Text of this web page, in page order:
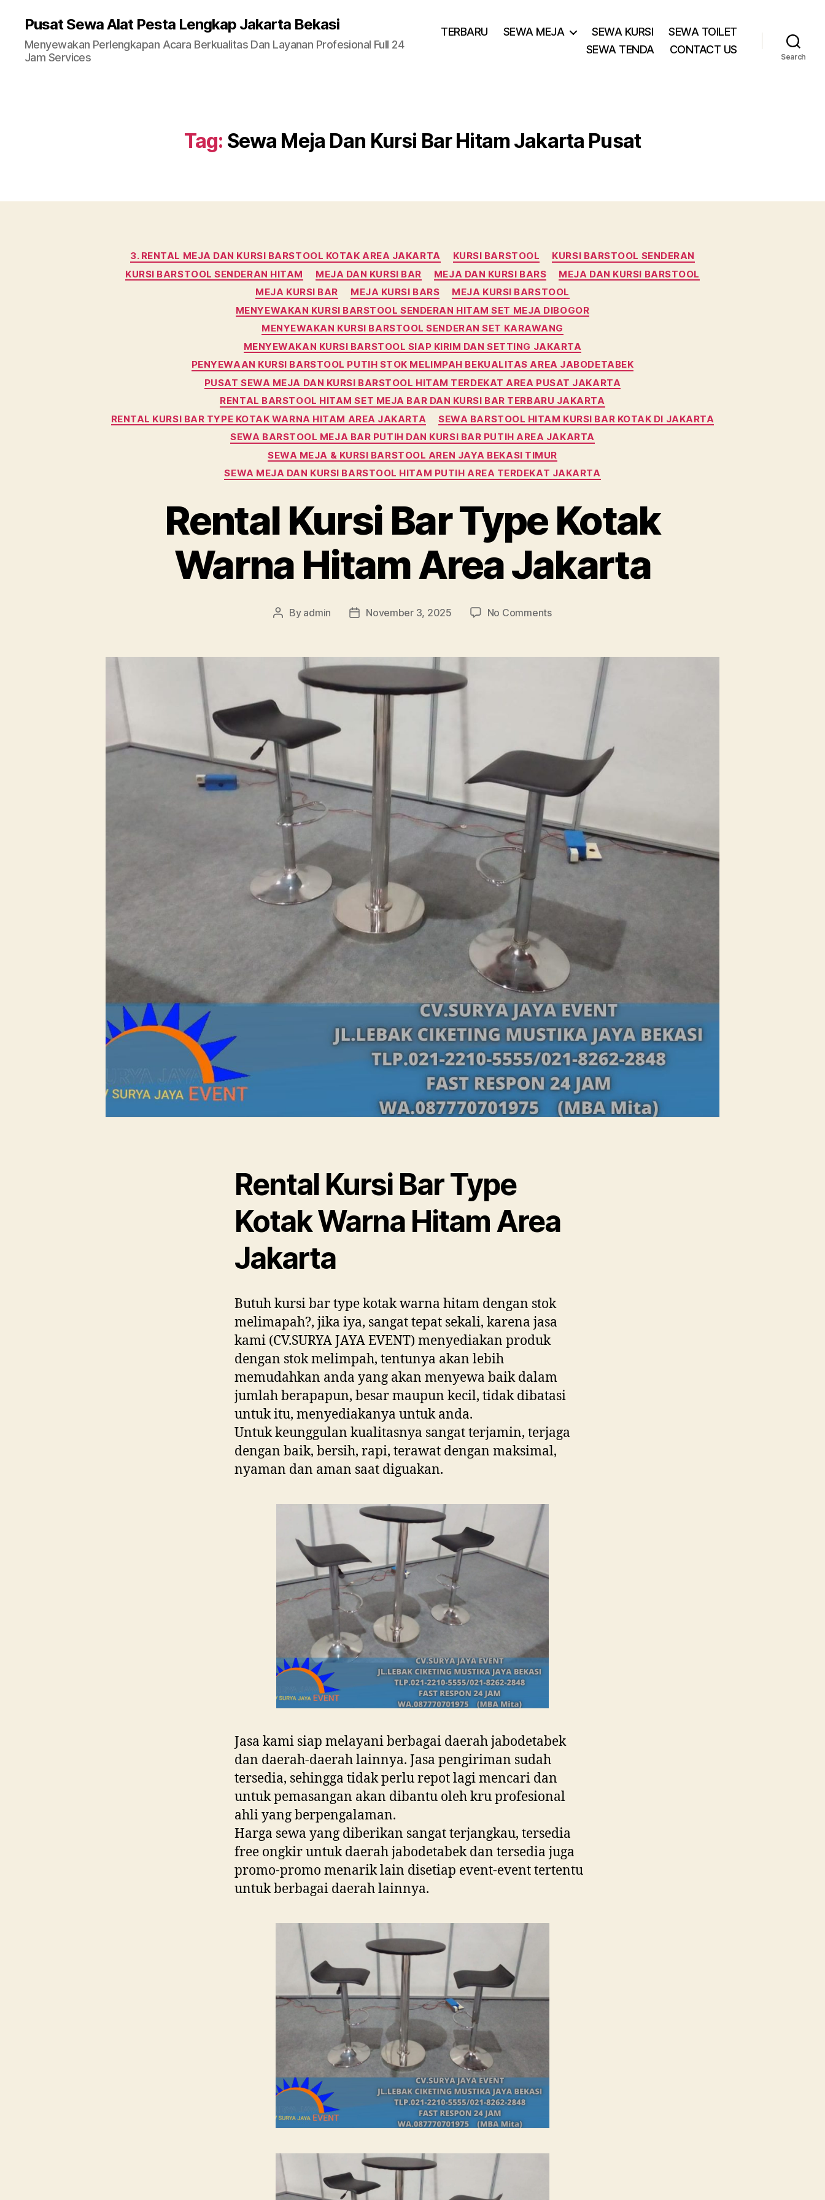
Pusat Sewa Alat Pesta Lengkap Jakarta Bekasi
Menyewakan Perlengkapan Acara Berkualitas Dan Layanan Profesional Full 24
Jam Services
TERBARU SEWA MEJA SEWA KURSI
SEWA TOILET
SEWA TENDA
CONTACT US
Search
Tag: Sewa Meja Dan Kursi Bar Hitam Jakarta Pusat
Categories
3. RENTAL MEJA DAN KURSI BARSTOOL KOTAK AREA JAKARTA KURSI BARSTOOL
KURSI BARSTOOL SENDERAN
KURSI BARSTOOL SENDERAN HITAM
MEJA DAN KURSI BAR MEJA DAN KURSI BARS
MEJA DAN KURSI BARSTOOL
MEJA KURSI BAR
MEJA KURSI BARS
MEJA KURSI BARSTOOL
MENYEWAKAN KURSI BARSTOOL SENDERAN HITAM SET MEJA DIBOGOR
MENYEWAKAN KURSI BARSTOOL SENDERAN SET KARAWANG
MENYEWAKAN KURSI BARSTOOL SIAP KIRIM DAN SETTING JAKARTA
PENYEWAAN KURSI BARSTOOL PUTIH STOK MELIMPAH BEKUALITAS AREA JABODETABEK
PUSAT SEWA MEJA DAN KURSI BARSTOOL HITAM TERDEKAT AREA PUSAT JAKARTA
RENTAL BARSTOOL HITAM SET MEJA BAR DAN KURSI BAR TERBARU JAKARTA
RENTAL KURSI BAR TYPE KOTAK WARNA HITAM AREA JAKARTA
SEWA BARSTOOL HITAM KURSI BAR KOTAK DI JAKARTA
SEWA BARSTOOL MEJA BAR PUTIH DAN KURSI BAR PUTIH AREA JAKARTA
SEWA MEJA & KURSI BARSTOOL AREN JAYA BEKASI TIMUR
SEWA MEJA DAN KURSI BARSTOOL HITAM PUTIH AREA TERDEKAT JAKARTA
Rental Kursi Bar Type Kotak
Warna Hitam Area Jakarta
Post
By admin
PostNovember 3, 2025 No Commentson
Bar
Jakarta
Rental Kursi Bar Type
Kotak Warna Hitam Area
Jakarta
Butuh kursi bar type kotak warna hitam dengan stok
melimapah?, jika iya, sangat tepat sekali, karena jasa
kami (CV.SURYA JAYA EVENT) menyediakan produk
dengan stok melimpah, tentunya akan lebih
memudahkan anda yang akan menyewa baik dalam
jumlah berapapun, besar maupun kecil, tidak dibatasi
untuk itu, menyediakanya untuk anda.
Untuk keunggulan kualitasnya sangat terjamin, terjaga
dengan baik, bersih, rapi, terawat dengan maksimal,
nyaman dan aman saat diguakan.
Jasa kami siap melayani berbagai daerah jabodetabek
dan daerah-daerah lainnya. Jasa pengiriman sudah
tersedia, sehingga tidak perlu repot lagi mencari dan
untuk pemasangan akan dibantu oleh kru profesional
ahli yang berpengalaman.
Harga sewa yang diberikan sangat terjangkau, tersedia
free ongkir untuk daerah jabodetabek dan tersedia juga
promo-promo menarik lain disetiap event-event tertentu
untuk berbagai daerah lainnya.